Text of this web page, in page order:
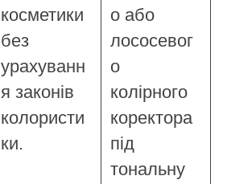
косметики
без
урахуванн
я законів
колористи
ки.
о або
лососевог
о
колірного
коректора
під
тональну